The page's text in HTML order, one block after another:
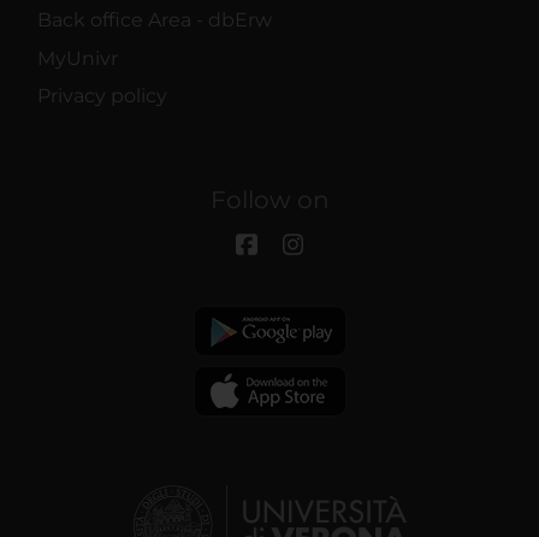
Back office Area - dbErw
MyUnivr
Privacy policy
Follow on